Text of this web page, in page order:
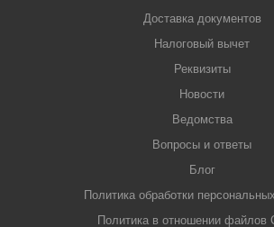
Доставка документов
Налоговый вычет
Реквизиты
Новости
Ведомства
Вопросы и ответы
Блог
Политика обработки
Политика в отношении файлов